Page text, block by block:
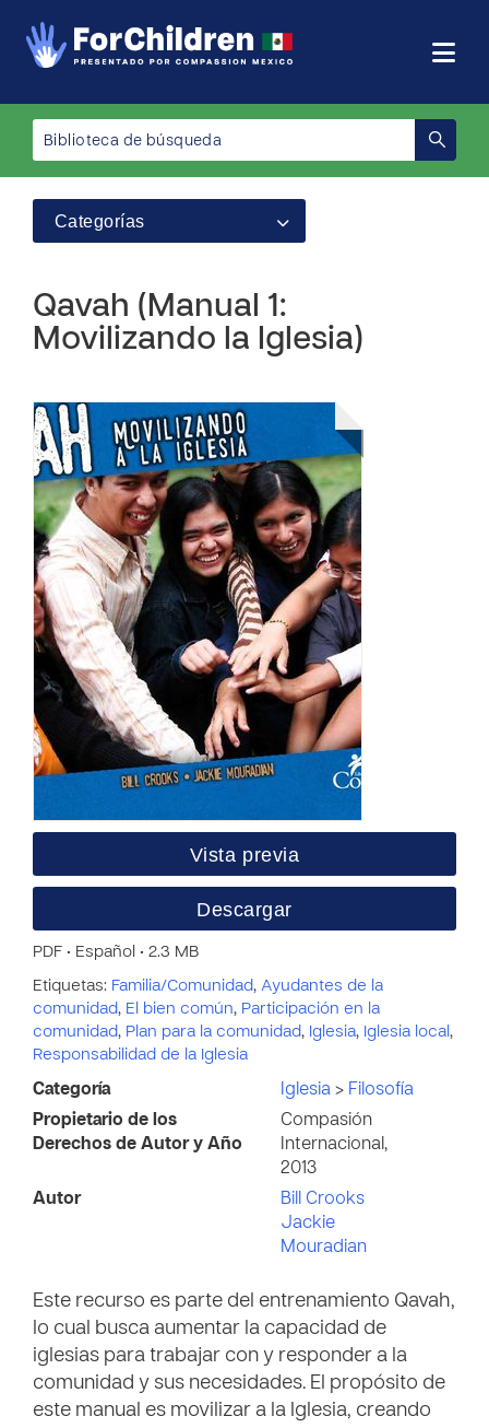
Categorías
Qavah (Manual 1:
Movilizando la Iglesia)
Vista previa
Descargar
PDF • Español • 2.3 MB
Etiquetas: Familia/Comunidad, Ayudantes de la
comunidad, El bien común, Participación en la
comunidad, Plan para la comunidad, Iglesia, Iglesia local ,
Responsabilidad de la Iglesia
Categoría Iglesia > Filosofía
Propietario de los
Derechos de Autor y Año
Compasión
Internacional,
2013
Autor
Bill Crooks
Jackie
Mouradian
Este recurso es parte del entrenamiento Qavah,
lo cual busca aumentar la capacidad de
iglesias para trabajar con y responder a la
comunidad y sus necesidades. El propósito de
este manual es movilizar a la Iglesia, creando